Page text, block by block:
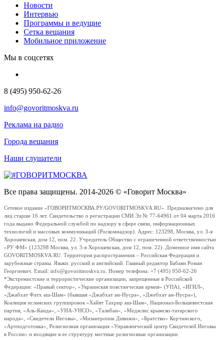
Новости
Интервью
Программы и ведущие
Сетка вещания
Мобильное приложение
Мы в соцсетях
8 (495) 950-62-26
info@govoritmoskva.ru
Реклама на радио
Города вещания
Наши слушатели
Все права защищены. 2014-2026 © «Говорит Москва»
Сетевое издание «ГОВОРИТМОСКВА.РУ/GOVORITMOSKVA.RU». Предназначено для
лиц старше 16 лет. Свидетельство о регистрации СМИ Эл № 77-64961 от 04 марта 2016
года выдано Федеральной службой по надзору в сфере связи, информационных
технологий и массовых коммуникаций (Роскомнадзор). Адрес: 123298, Москва, ул. 3-я
Хорошевская, дом 12, пом. 22. Учредитель Общество с ограниченной ответственностью
«РУ ФМ» (123298 Москва, ул. 3-я Хорошевская, дом 12, пом. 22). Доменное имя сайта
GOVORITMOSKVA.RU. Территория распространения – Российская Федерация и
зарубежные страны. Языки: русский и английский. Главный редактор Бабаян Роман
Георгиевич. Email: info@govoritmoskva.ru. Номер телефона: +7 (495) 950-62-26
*Экстремистские и террористические организации, запрещенные в Российской
Федерации: «Правый сектор», «Украинская повстанческая армия» (УПА), «ИГИЛ»,
«Джабхат Фатх аш-Шам» (бывшая «Джабхат ан-Нусра», «Джебхат ан-Нусра»),
Коалиция исламских группировок «Хайят Тахрир аш-Шам», Национал-Большевистская
партия, «Аль-Каида», «УНА-УНСО», «Талибан», «Меджлис крымско-татарского
народа», «Свидетели Иеговы», «Мизантропик Дивижн», «Братство» Корчинского,
«Артподготовка», Религиозная организация «Управленческий центр Свидетелей Иеговы
в России» и входящие в ее структуру местные религиозные организации.